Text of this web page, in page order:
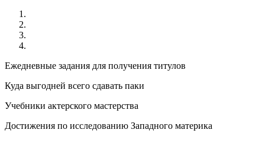
Ежедневные задания для получения титулов
Куда выгодней всего сдавать паки
Учебники актерского мастерства
Достижения по исследованию Западного материка